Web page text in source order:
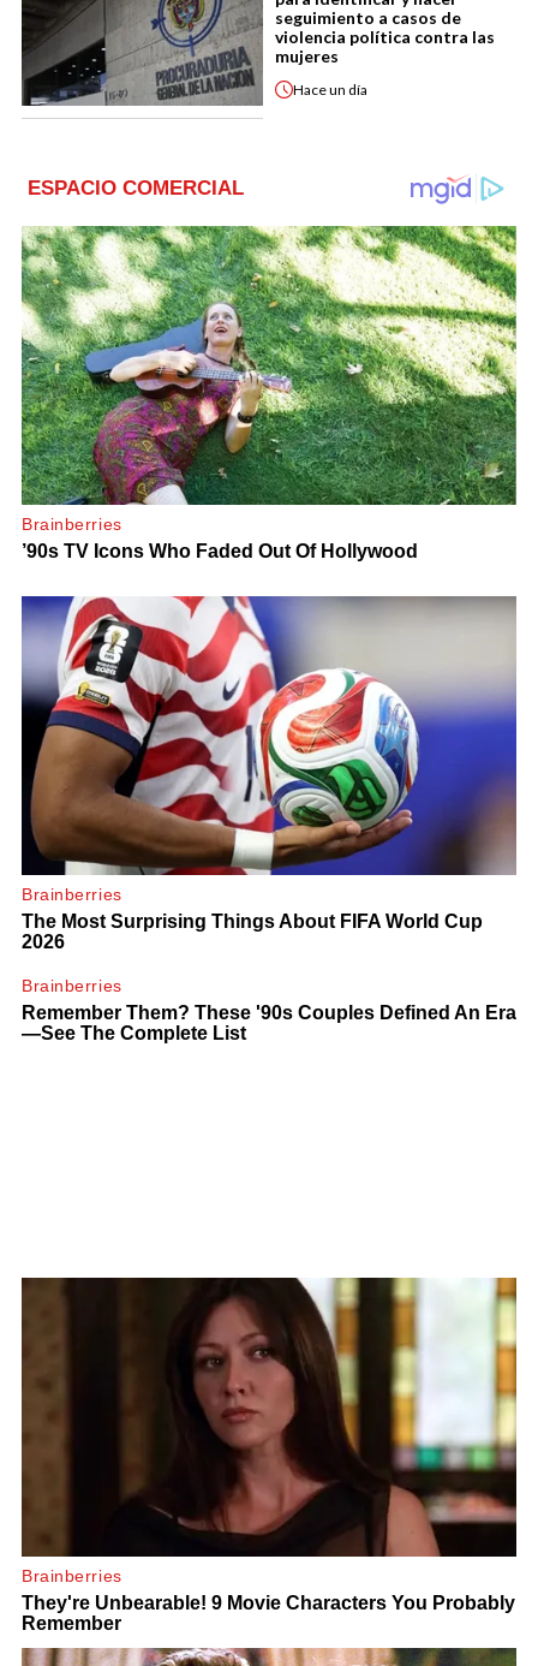
seguimiento a casos de
violencia política contra las
mujeres
Haceun día